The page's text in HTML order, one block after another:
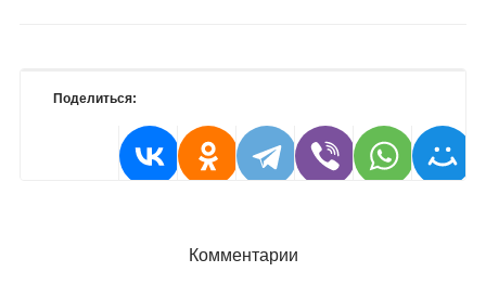
Поделиться:
Комментарии